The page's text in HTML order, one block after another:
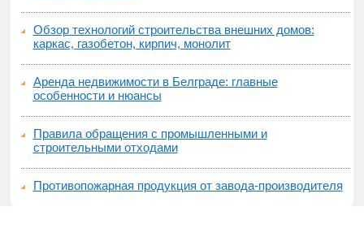
Обзор технологий строительства внешних домов:
каркас, газобетон, кирпич, монолит
Аренда недвижимости в Белграде: главные
особенности и нюансы
Правила обращения с промышленными и
строительными отходами
Противопожарная продукция от завода-производителя